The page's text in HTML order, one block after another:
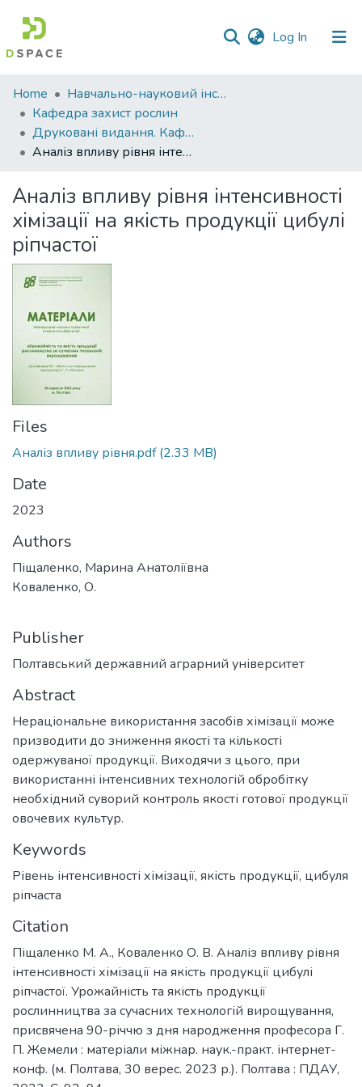
Log In (current)
Communities
&
Collections
Statistics
Home
Навчально-науковий інститут агротехнологій, селекції та екології
Кафедра захист рослин
Друковані видання. Кафедра захист рослин
Аналіз впливу рівня інтенсивності хімізації на якість продукції цибулі ріпчастої
Аналіз впливу рівня інтенсивності
хімізації на якість продукції цибулі
ріпчастої
Files
Аналіз впливу рівня.pdf(2.33 MB)
Date
2023
Authors
Піщаленко, Марина Анатоліївна
Коваленко, О.
Publisher
Полтавський державний аграрний університет
Abstract
Нераціональне використання засобів хімізації може
призводити до зниження якості та кількості
одержуваної продукції. Виходячи з цього, при
використанні інтенсивних технологій обробітку
необхідний суворий контроль якості готової продукції
овочевих культур.
Keywords
Рівень інтенсивності хімізації, якість продукції, цибуля
ріпчаста
Citation
Піщаленко М. А., Коваленко О. В. Аналіз впливу рівня
інтенсивності хімізації на якість продукції цибулі
ріпчастої. Урожайність та якість продукції
рослинництва за сучасних технологій вирощування,
присвячена 90-річчю з дня народження професора Г.
П. Жемели : матеріали міжнар. наук.-практ. інтернет-
конф. (м. Полтава, 30 верес. 2023 р.). Полтава : ПДАУ,